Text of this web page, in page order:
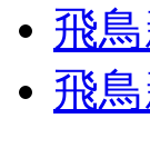
飛
飛